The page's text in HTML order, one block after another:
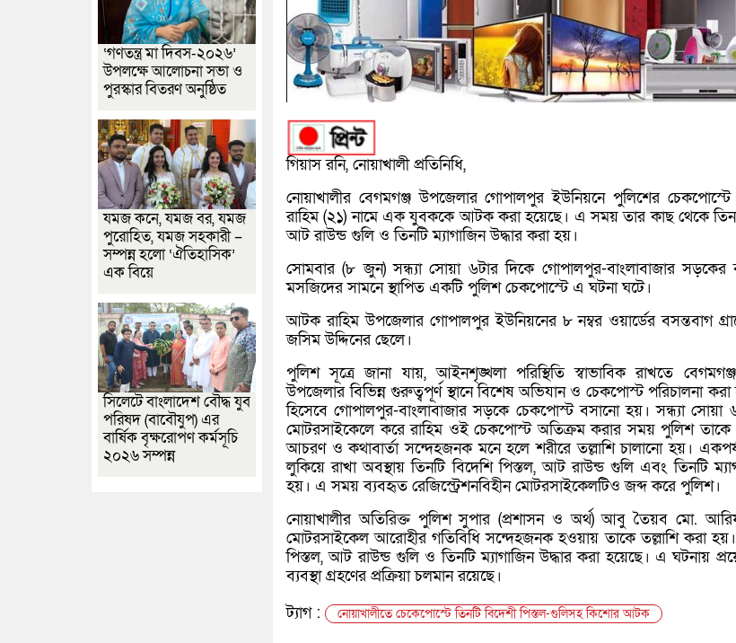
গিয়াস রনি, নোয়াখালী প্রতিনিধি,
নোয়াখালীর বেগমগঞ্জ উপজেলার গোপালপুর ইউনিয়নে পুলিশের চেকপোস্টে
রাহিম (২১) নামে এক যুবককে আটক করা হয়েছে। এ সময় তার কাছ থেকে
আট রাউন্ড গুলি ও তিনটি ম্যাগাজিন উদ্ধার করা হয়।
সোমবার (৮ জুন) সন্ধ্যা সোয়া ৬টার দিকে গোপালপুর-বাংলাবাজার
মসজিদের সামনে স্থাপিত একটি পুলিশ চেকপোস্টে এ ঘটনা ঘটে।
আটক রাহিম উপজেলার গোপালপুর ইউনিয়নের ৮ নম্বর ওয়ার্ডের বসন্তবাগ
জসিম উদ্দিনের ছেলে।
পুলিশ সূত্রে জানা যায়, আইনশৃঙ্খলা পরিস্থিতি স্বাভাবিক রাখতে
উপজেলার বিভিন্ন গুরুত্বপূর্ণ স্থানে বিশেষ অভিযান ও চেকপোস্ট পরিচালনা
হিসেবে গোপালপুর-বাংলাবাজার সড়কে চেকপোস্ট বসানো হয়। সন্ধ্যা সোয়া
মোটরসাইকেলে করে রাহিম ওই চেকপোস্ট অতিক্রম করার সময় পুলিশ তাকে
আচরণ ও কথাবার্তা সন্দেহজনক মনে হলে শরীরে তল্লাশি চালানো হয়।
লুকিয়ে রাখা অবস্থায় তিনটি বিদেশি পিস্তল, আট রাউন্ড গুলি এবং তিনটি
হয়। এ সময় ব্যবহৃত রেজিস্ট্রেশনবিহীন মোটরসাইকেলটিও জব্দ করে পুলিশ।
নোয়াখালীর অতিরিক্ত পুলিশ সুপার (প্রশাসন ও অর্থ) আবু তৈয়ব মো.
মোটরসাইকেল আরোহীর গতিবিধি সন্দেহজনক হওয়ায় তাকে তল্লাশি করা হয়।
পিস্তল, আট রাউন্ড গুলি ও তিনটি ম্যাগাজিন উদ্ধার করা হয়েছে। এ ঘটনায়
ব্যবস্থা গ্রহণের প্রক্রিয়া চলমান রয়েছে।
ট্যাগ :
নোয়াখালীতে চেকেপোস্টে তিনটি বিদেশী পিস্তল-গুলিসহ কিশোর আটক
‘গণতন্ত্র মা দিবস-২০২৬’
উপলক্ষে আলোচনা সভা ও
পুরস্কার বিতরণ অনুষ্ঠিত
যমজ কনে, যমজ বর, যমজ
পুরোহিত, যমজ সহকারী –
সম্পন্ন হলো ‘ঐতিহাসিক’
এক বিয়ে
সিলেটে বাংলাদেশ বৌদ্ধ যুব
পরিষদ (বাবৌযুপ) এর
বার্ষিক বৃক্ষরোপণ কর্মসূচি
২০২৬ সম্পন্ন